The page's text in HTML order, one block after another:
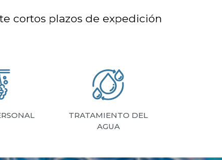
cortos plazos de expedición
TRATAMIENTO DEL
AGUA